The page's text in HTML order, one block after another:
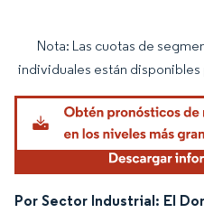
Imagen © Mordor Intelligence. El uso
Nota: Las cuotas de
individuales están
Por Sector Industrial: El